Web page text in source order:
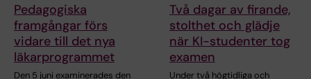
Pedagogiska
framgångar förs
vidare till det nya
läkarprogrammet
Den 5 juni examinerades den
Två dagar av firande,
stolthet och glädje
när KI-studenter tog
examen
Under två högtidliga och